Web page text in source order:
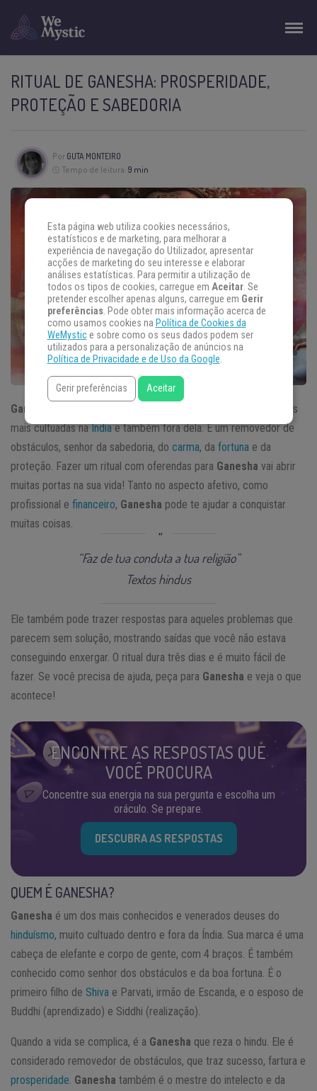
RITUAL DE GANESHA: PROSPERIDADE,
PROTEÇÃO E SABEDORIA
Por GUTA MONTEIRO
Tempo de leitura: 9 min
Ganesha
, o deus com cabeça de elefante, é uma das divindades
mais cultuadas naÍndiae também fora dela. É um removedor de
obstáculos, senhor da sabedoria, do carma, da fortuna e da
proteção. Fazer um ritual com oferendas para Ganesha vai abrir
muitas portas na sua vida! Tanto no aspecto afetivo, como
profissional e financeiro, Ganesha pode te ajudar a conquistar
muitas coisas.
“Faz de tua conduta a tua religião”
Textos hindus
Ele também pode trazer respostas para aqueles problemas que
parecem sem solução, mostrando saídas que você não estava
conseguindo enxergar. O ritual dura três dias e é muito fácil de
fazer. Se você precisa de ajuda, peça para Ganesha e veja o que
acontece!
ENCONTRE AS RESPOSTAS QUE
VOCÊ PROCURA
Concentre sua energia na sua pergunta e escolha um
oráculo. Se prepare.
DESCUBRA AS RESPOSTAS
QUEM É GANESHA?
Ganesha é um dos mais conhecidos e venerados deuses do
hinduísmo, muito cultuado dentro e fora da Índia. Sua marca é uma
cabeça de elefante e corpo de gente, com 4 braços. É também
conhecido como senhor dos obstáculos e da boa fortuna. É o
primeiro filho de Shiva e Parvati, irmão de Escanda, e o esposo de
Buddhi (aprendizado) e Siddhi (realização).
Quando a vida se complica, é a Ganesha que reza o hindu. Ele é
considerado removedor de obstáculos, que traz sucesso, fartura e
prosperidade Ganesha também é o mestre do intelecto e da
Esta página web utiliza cookies necessários,
estatísticos e de marketing, para melhorar a
experiência de navegação do Utilizador, apresentar
acções de marketing do seu interesse e elaborar
análises estatísticas. Para permitir a utilização de
todos os tipos de cookies, carregue em Aceitar. Se
pretender escolher apenas alguns, carregue em Gerir
preferências. Pode obter mais informação acerca de
como usamos cookies na Política de Cookies da
WeMystice sobre como os seus dados podem ser
utilizados para a personalização de anúncios na
Política de Privacidade e de Uso da Google.
Gerir preferências Aceitar